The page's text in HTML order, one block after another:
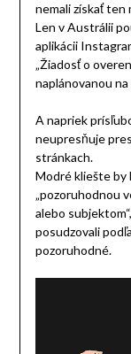
nemali získať ten
Len v Austrálii
aplikácii
„Žiadosť o
naplánovanou na
A napriek
neupresňuje
stránkach.
Modré kliešte by
„pozoruhodnou
alebo
posudzovali
pozoruhodné.